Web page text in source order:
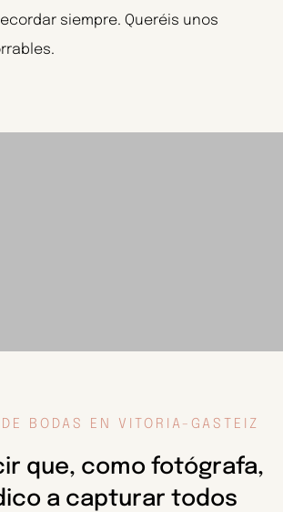
siempre. Queréis unos
DE BODAS EN VITORIA-GASTEIZ
que, como fotógrafa,
a capturar todos